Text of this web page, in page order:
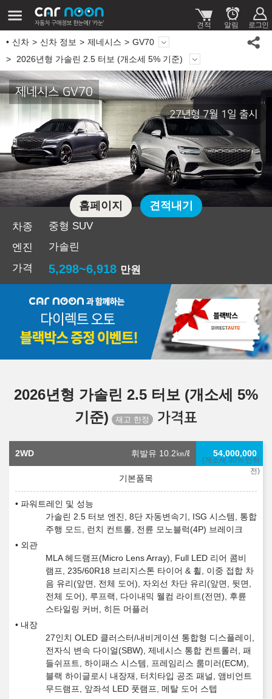
신차 신차 정보 제네시스
GV70
2026년형 가솔린 2.5 터보 (개소세 5% 기준)
제네시스 GV70
27년형 7월 1일 출시
차종
중형 SUV
엔진
가솔린
가격
5,298~6,918 만원
홈페이지 견적내기
2026년형 가솔린 2.5 터보 (개소세 5%
기준)
가격표
2WD 휘발유 10.2㎞/ℓ
(개소세 30% 인하
전)
54,000,000
파워트레인 및 성능
가솔린 2.5 터보 엔진, 8단 자동변속기, ISG 시스템, 통합
주행 모드, 런치 컨트롤, 전륜 모노블럭(4P) 브레이크
외관
MLA 헤드램프(Micro Lens Array), Full LED 리어 콤비
램프, 235/60R18 브리지스톤 타이어 & 휠, 이중 접합 차
음 유리(앞면, 전체 도어), 자외선 차단 유리(앞면, 뒷면,
전체 도어), 루프랙, 다이내믹 웰컴 라이트(전면), 후륜
스타일링 커버, 히든 머플러
내장
27인치 OLED 클러스터/내비게이션 통합형 디스플레이,
전자식 변속 다이얼(SBW), 제네시스 통합 컨트롤러, 패
들쉬프트, 하이패스 시스템, 프레임리스 룸미러(ECM),
블랙 하이글로시 내장재, 터치타입 공조 패널, 앰비언트
무드램프, 앞좌석 LED 풋램프, 메탈 도어 스텝